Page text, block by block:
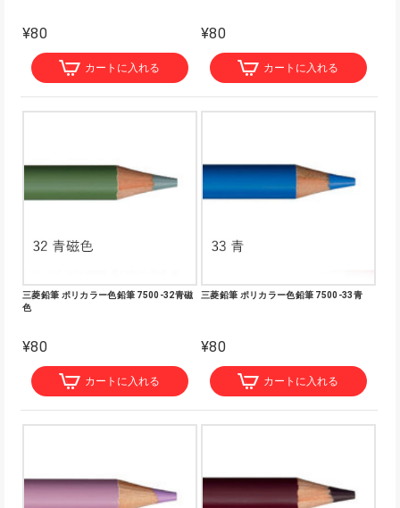
¥80
カートに入れる
¥80
カートに入れる
三菱鉛筆 ポリカラー色鉛筆 7500-32青磁
色
¥80
カートに入れる
三菱鉛筆 ポリカラー色鉛筆 7500-33青
¥80
カートに入れる